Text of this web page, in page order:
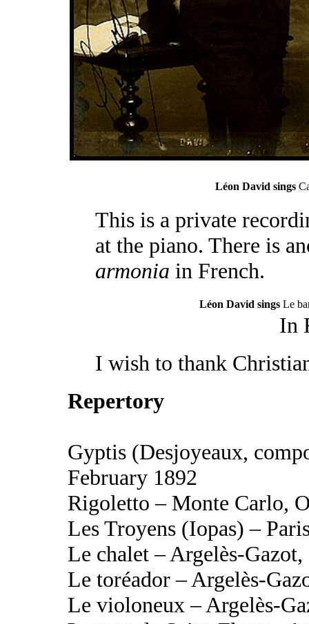
Léon David sings
This is a private
at the piano. There is
armonia in French.
Léon David sings Le
In
I wish to thank
Repertory
Gyptis (Desjoyeaux,
February 1892
Rigoletto – Monte Carlo,
Les Troyens (Iopas) –
Le chalet – Argelès-Gazot,
Le toréador – Argelès-
Le violoneux – Argelès-